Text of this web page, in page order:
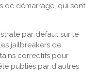
de démarrage, qui sont
par défaut sur le
jailbreakers de
correctifs pour
publiés par d'autres